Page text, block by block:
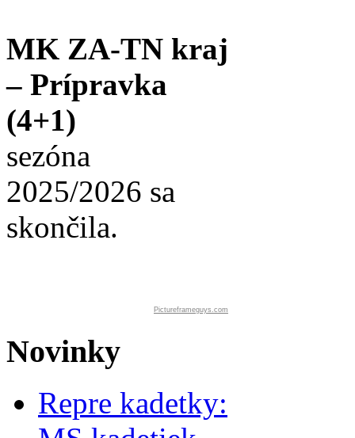
MK ZA-TN kraj
– Prípravka
(4+1)
sezóna
2025/2026 sa
skončila.
Pictureframeguys.com
Novinky
Repre kadetky: